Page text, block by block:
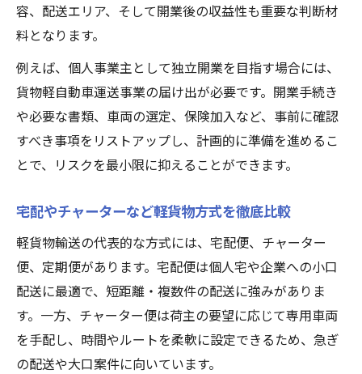
容、配送エリア、そして開業後の収益性も重要な判断材
料となります。
例えば、個人事業主として独立開業を目指す場合には、
貨物軽自動車運送事業の届け出が必要です。開業手続き
や必要な書類、車両の選定、保険加入など、事前に確認
すべき事項をリストアップし、計画的に準備を進めるこ
とで、リスクを最小限に抑えることができます。
宅配やチャーターなど軽貨物方式を徹底比較
軽貨物輸送の代表的な方式には、宅配便、チャーター
便、定期便があります。宅配便は個人宅や企業への小口
配送に最適で、短距離・複数件の配送に強みがありま
す。一方、チャーター便は荷主の要望に応じて専用車両
を手配し、時間やルートを柔軟に設定できるため、急ぎ
の配送や大口案件に向いています。